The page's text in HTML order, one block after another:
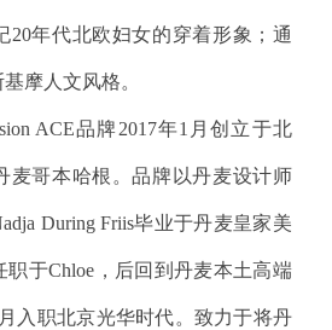
20年代北欧妇女的穿着形象；通
摩人文风格。
ACE品牌2017年1月创立于北
麦哥本哈根。品牌以丹麦设计师
During Friis毕业于丹麦皇家美
于Chloe，后回到丹麦本土高端
入职北京光华时代。致力于将丹